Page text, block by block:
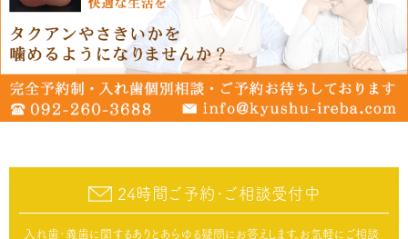
24時間ご予約･ご相談受付中
入れ歯･義歯に関するありとあらゆる疑問にお答えします。お気軽にご相談